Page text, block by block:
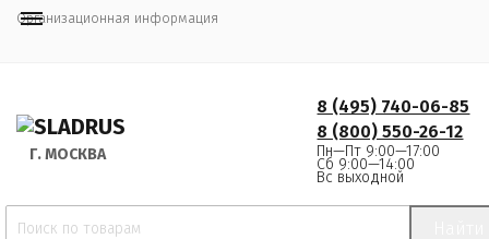
Организационная информация
Г. МОСКВА
8 (495) 740-06-85
8 (800) 550-26-12
Пн—Пт 9:00—17:00
Сб 9:00—14:00
Вс выходной